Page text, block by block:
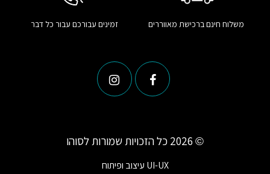
משלוח חינם ברכישת מאווררים זמינים עבורכם עבור כל דבר
© 2026 כל הזכויות שמורות לסוהו
UI-UX עיצוב ופיתוח